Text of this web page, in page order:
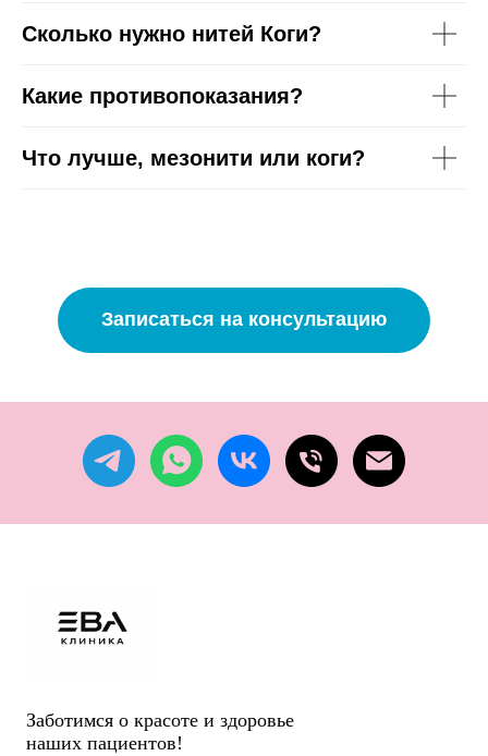
Сколько нужно нитей Коги?
Какие противопоказания?
Что лучше, мезонити или коги?
Записаться на консультацию
Заботимся о красоте и здоровье
наших пациентов!